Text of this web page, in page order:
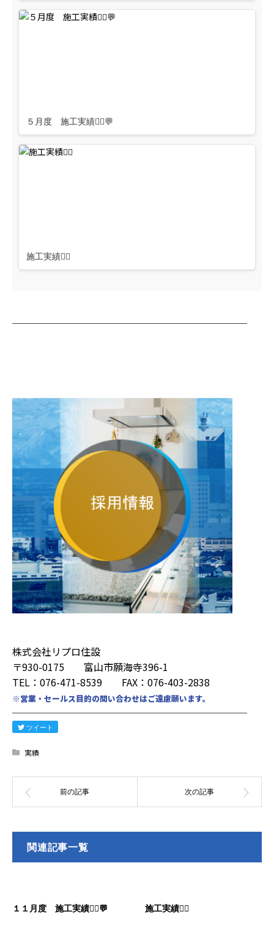
５月度 施工実績👷‍♂️💬
施工実績👷‍♂️
────────────────────────
株式会社リプロ住設
〒930-0175 富山市願海寺396-1
TEL：076-471-8539 FAX：076-403-2838
※営業・セールス目的の問い合わせはご遠慮願います。
────────────────────────
ツイート
実績
関連記事一覧
１１月度 施工実績👷‍♂️💬 施工実績👷‍♂️